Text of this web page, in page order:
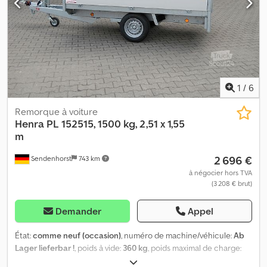
amovibles, 4 équerres d’angle avec fermetures à ressort, sangles
d’arrimage intégrées au châssis, supports de rampe, vitesse
maximale de 100 km/h, contrôle technique et carte grise. Csdpoi
R H S Esfx Ac Herf
1 / 6
Sendenhorst 743 km
Remorque à voiture
Henra PL 152515, 1500 kg, 2,51 x 1,55
m
2 696 €
à négocier hors TVA
(3 208 € brut)
Demander Appel
État:comme neuf (occasion), numéro de machine/véhicule:Ab
Lager lieferbar !, poids à vide: 360 kg, poids maximal de charge:
, configuration d'essieux: